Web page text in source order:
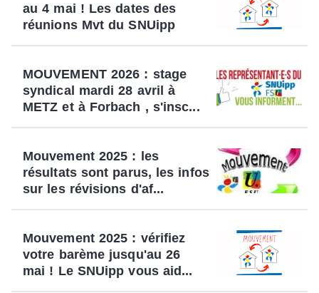
au 4 mai ! Les dates des
réunions Mvt du SNUipp
MOUVEMENT 2026 : stage
syndical mardi 28 avril à
METZ et à Forbach , s'insc...
Mouvement 2025 : les
résultats sont parus, les infos
sur les révisions d'af...
Mouvement 2025 : vérifiez
votre barème jusqu'au 26
mai ! Le SNUipp vous aid...